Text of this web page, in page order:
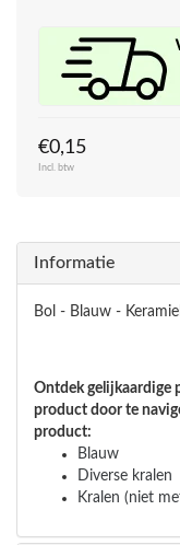
€0,15
Incl. btw
Informatie
Bol - Blauw -
Ontdek gelijkaardige
product door te
product:
Blauw
Diverse kralen
Kralen (niet